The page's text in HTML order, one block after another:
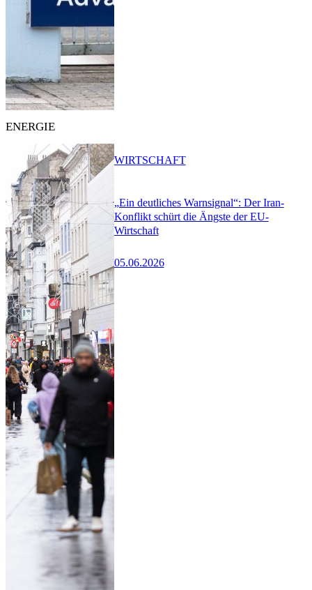
ENERGIE
„Ein deutliches Warnsignal“: Der Iran-
Konflikt schürt die Ängste der EU-
Wirtschaft
05.06.2026
WIRTSCHAFT